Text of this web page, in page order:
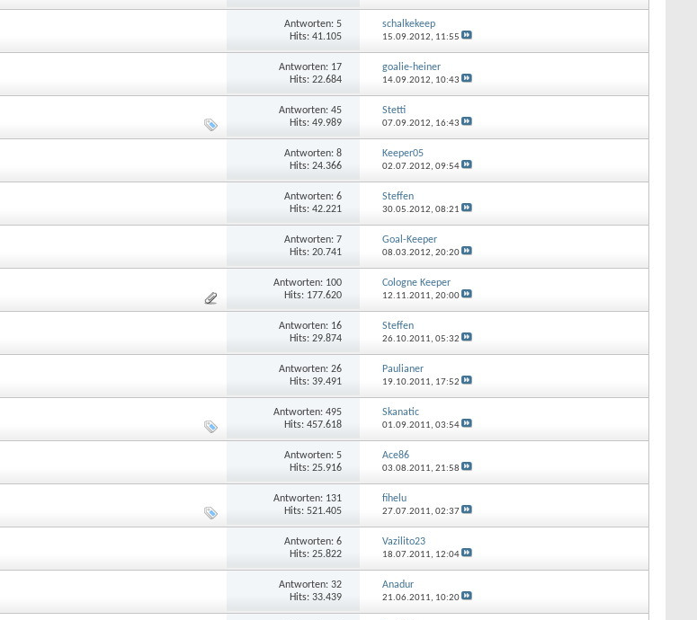
Antworten: 5
Hits: 41.105
schalkekeep
15.09.2012, 11:55
Antworten: 17
Hits: 22.684
goalie-heiner
14.09.2012, 10:43
Antworten: 45
Hits: 49.989
Stetti
07.09.2012, 16:43
Antworten: 8
Hits: 24.366
Keeper05
02.07.2012, 09:54
Antworten: 6
Hits: 42.221
Steffen
30.05.2012, 08:21
Antworten: 7
Hits: 20.741
Goal-Keeper
08.03.2012, 20:20
Antworten: 100
Hits: 177.620
Cologne Keeper
12.11.2011, 20:00
Antworten: 16
Hits: 29.874
Steffen
26.10.2011, 05:32
Antworten: 26
Hits: 39.491
Paulianer
19.10.2011, 17:52
Antworten: 495
Hits: 457.618
Skanatic
01.09.2011, 03:54
Antworten: 5
Hits: 25.916
Ace86
03.08.2011, 21:58
Antworten: 131
Hits: 521.405
fihelu
27.07.2011, 02:37
Antworten: 6
Hits: 25.822
Vazilito23
18.07.2011, 12:04
Antworten: 32
Hits: 33.439
Anadur
21.06.2011, 10:20